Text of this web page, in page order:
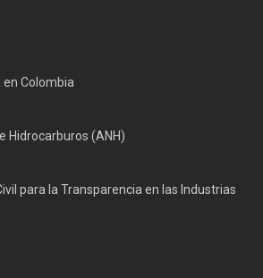
en Colombia
Hidrocarburos (ANH)
para la Transparencia en las Industrias